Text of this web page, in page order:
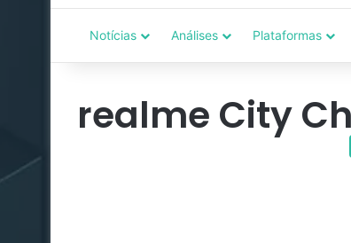
Notícias Análises Plataformas
realme City